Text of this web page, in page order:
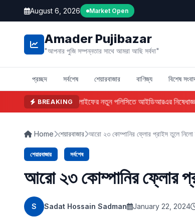
August 6, 2026 Market Open
Amader Pujibazar
"আপনার পুজি সম্পন্নতার সাথে আমরা আছি সর্বদা"
প্রচ্ছদ সর্বশেষ শেয়ারবাজার বাণিজ্য বিশেষ
BREAKING
ফারইস্ট ইসলামী লাইফের নতুন পলিসিতে আইডিআরএর নিষেধাজ্ঞা
Home শেয়ারবাজার আরো ২৩ কোম্পানির ফ্লোর প্রাইস তুলে নিলো
শেয়ারবাজার সর্বশেষ
আরো ২৩ কোম্পানির ফ্লোর
S Sadat Hossain Sadman January 22, 2024